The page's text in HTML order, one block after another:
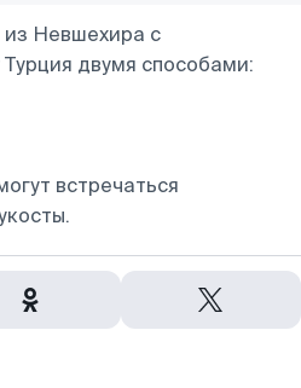
Невшехира с
двумя способами:
встречаться